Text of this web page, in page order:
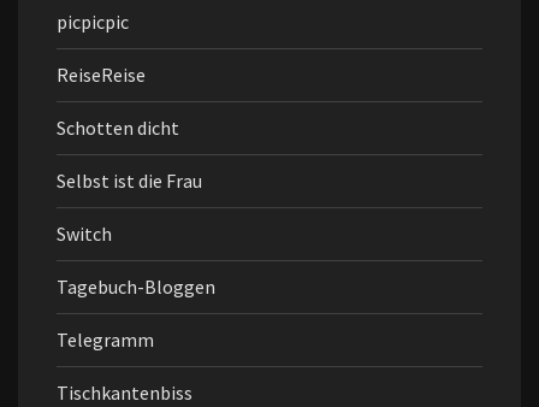
picpicpic
ReiseReise
Schotten dicht
Selbst ist die Frau
Switch
Tagebuch-Bloggen
Telegramm
Tischkantenbiss